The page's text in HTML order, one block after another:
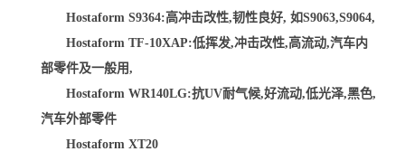
Hostaform S9364:高冲击改性,韧性良好, 如S9063,S9064,
Hostaform TF-10XAP:低挥发,冲击改性,高流动,汽车内
部零件及一般用,
Hostaform WR140LG:抗UV耐气候,好流动,低光泽,黑色,
汽车外部零件
Hostaform XT20